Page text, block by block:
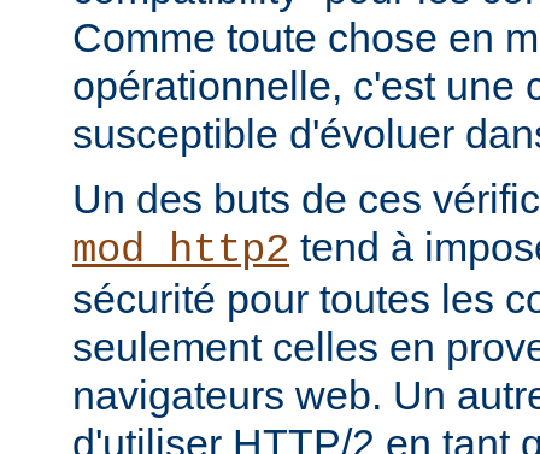
Comme toute chose en
opérationnelle, c'est une
susceptible d'évoluer
Un des buts de ces
mod_http2 tend à
sécurité pour toutes les
seulement celles en
navigateurs web. Un
d'utiliser HTTP/2 en tant